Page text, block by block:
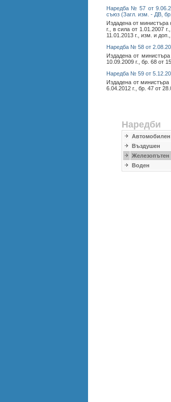
Наредба № 57 от
съюз (Загл. изм. - ДВ, бр.
Издадена от министъра
г., в сила от 1.01.2007
11.01.2013 г., изм. и
Наредба № 58 от
Издадена от
10.09.2009 г., бр. 68 от
Наредба № 59 от
Издадена от министъра
6.04.2012 г., бр. 47 от
Наредби
Автомобилен
Въздушен
Железопътен
Воден